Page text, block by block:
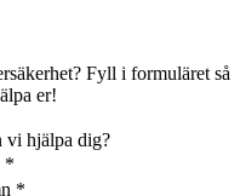
Fyll i formuläret så
er!
vi hjälpa dig?
*
*